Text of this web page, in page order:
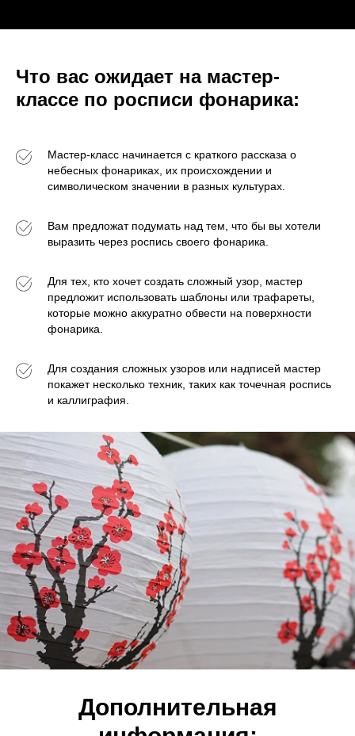
Что вас ожидает на мастер-
классе по росписи фонарика:
Мастер-класс начинается с краткого рассказа о
небесных фонариках, их происхождении и
символическом значении в разных культурах.
Вам предложат подумать над тем, что бы вы хотели
выразить через роспись своего фонарика.
Для тех, кто хочет создать сложный узор, мастер
предложит использовать шаблоны или трафареты,
которые можно аккуратно обвести на поверхности
фонарика.
Для создания сложных узоров или надписей мастер
покажет несколько техник, таких как точечная роспись
и каллиграфия.
Дополнительная